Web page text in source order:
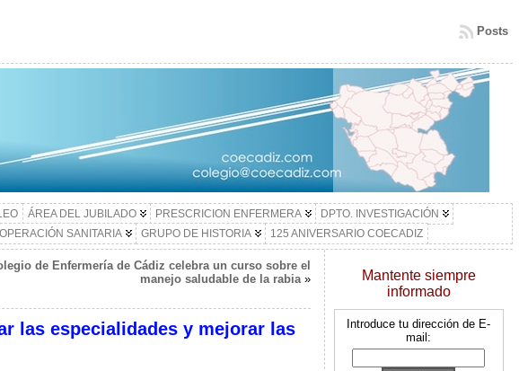
Posts
ÁREA DEL JUBILADO PRESCRICION ENFERMERA
DPTO. INVESTIGACIÓN
SANITARIA GRUPO DE HISTORIA 125 ANIVERSARIO COECADIZ
de Enfermería de Cádiz celebra un curso sobre el
manejo saludable de la rabia»
las especialidades y mejorar las
Mantente siempre
informado
Introduce tu dirección de E-
mail: